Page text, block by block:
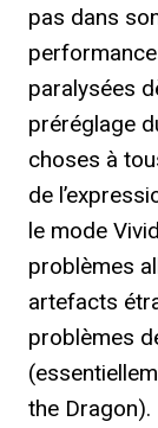
pas dans
paralysées
préréglage
choses à
de
le mode
problèmes
artefacts
problèmes
the Dragon).